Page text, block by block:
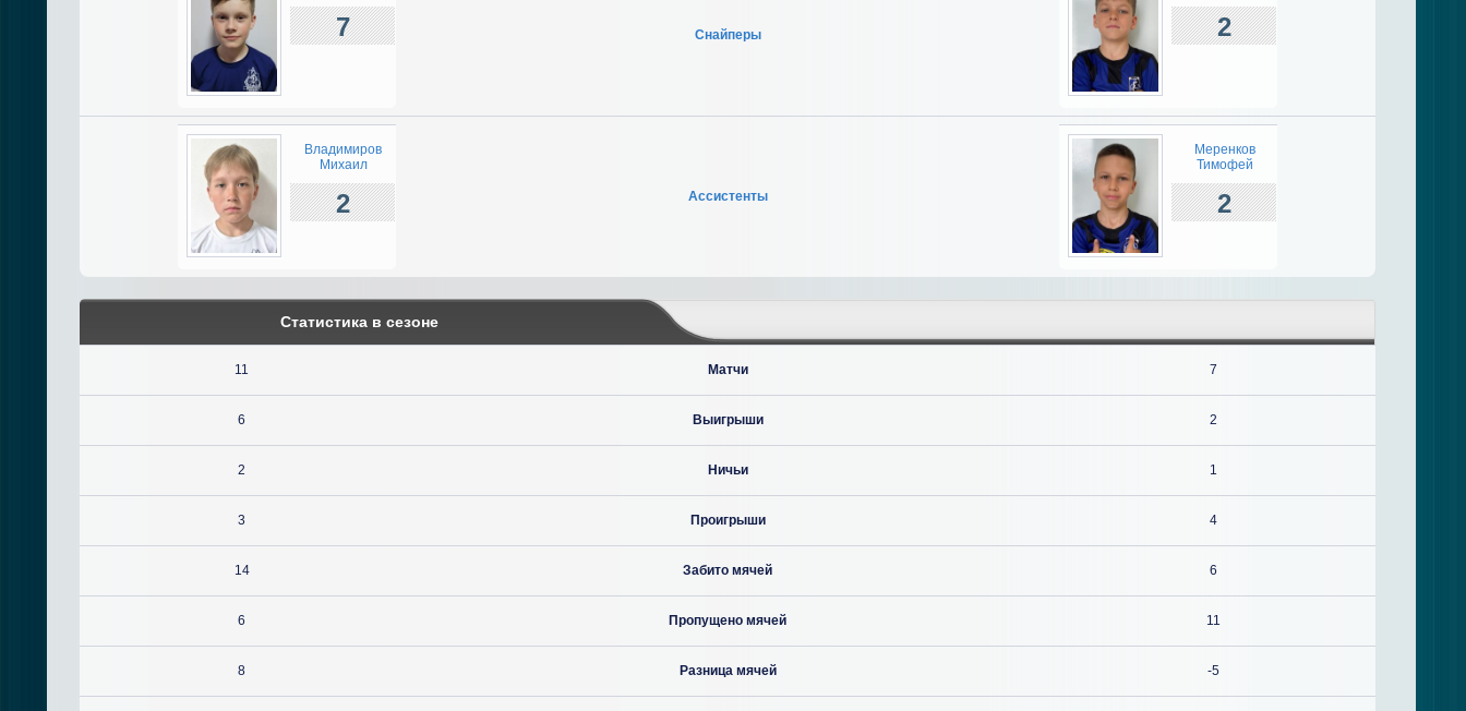
7 Снайперы 2
Владимиров
Михаил
2 Ассистенты
Меренков
Тимофей
2
Статистика в сезоне
11 Матчи 7
6 Выигрыши 2
2 Ничьи 1
3 Проигрыши 4
14 Забито мячей 6
6 Пропущено мячей 11
8 Разница мячей -5